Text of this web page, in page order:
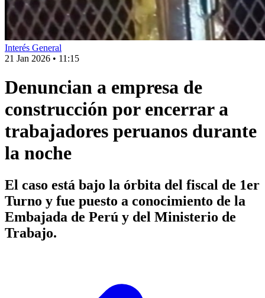
Interés General
21 Jan 2026 • 11:15
Denuncian a empresa de
construcción por encerrar a
trabajadores peruanos durante
la noche
El caso está bajo la órbita del fiscal de 1er
Turno y fue puesto a conocimiento de la
Embajada de Perú y del Ministerio de
Trabajo.